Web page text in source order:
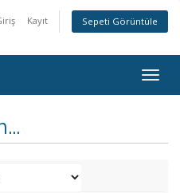
Kayıt Sepeti Görüntüle